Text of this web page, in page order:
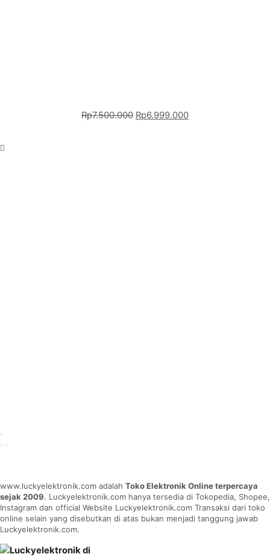
Rp7.500.000 Rp6.999.000
www.luckyelektronik.com adalah Toko Elektronik Online terpercaya
sejak 2009. Luckyelektronik.com hanya tersedia di Tokopedia, Shopee,
Instagram dan official Website Luckyelektronik.com Transaksi dari toko
online selain yang disebutkan di atas bukan menjadi tanggung jawab
Luckyelektronik.com.